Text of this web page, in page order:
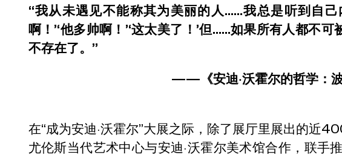
“我从未遇见不能称其为美丽的人……我总是听到自己
啊！’‘他多帅啊！’‘这太美了！’但……如果所有人都不
不存在了。”
——《安迪·沃霍尔的哲学：
在“成为安迪·沃霍尔”大展之际，除了展厅里展出的近
尤伦斯当代艺术中心与安迪·沃霍尔美术馆合作，联手